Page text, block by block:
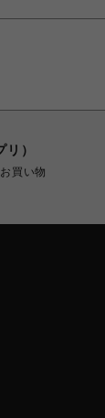
）
買い物